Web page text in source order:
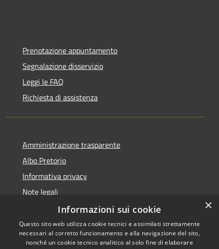
Prenotazione appuntamento
Segnalazione disservizio
Leggi le FAQ
Richiesta di assistenza
Amministrazione trasparente
Albo Pretorio
Informativa privacy
Note legali
Dichiarazione di accessibilità
×
Informazioni sui cookie
Questo sito web utilizza cookie tecnici e assimilati strettamente
necessari al corretto funzionamento e alla navigazione del sito,
nonché un cookie tecnico analitico al solo fine di elaborare